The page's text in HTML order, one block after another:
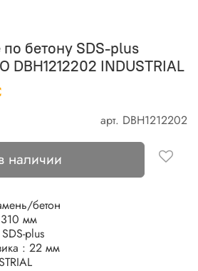
арт. DBH1212202
бетону SDS-plus
DBH1212202 INDUSTRIAL
наличии
бетон
мм
plus
: 22 мм